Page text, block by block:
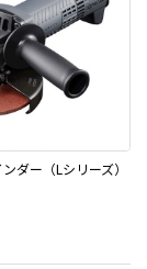
ダー（Lシリーズ）